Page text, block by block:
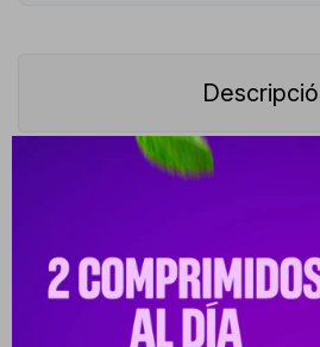
Cranberry Cap 500mg es un
apoyar la salud urinaria y prevenir
acción terapéutica se centra en
proantocianidinas presentes en el
inhibir la adhesión de bacterias en las
favoreciendo el bienestar general.